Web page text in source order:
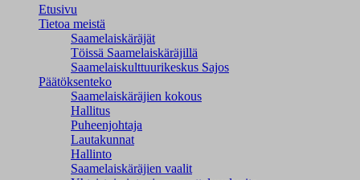
Etusivu
Tietoa meistä
Saamelaiskäräjät
Töissä Saamelaiskäräjillä
Saamelaiskulttuuri­keskus Sajos
Päätöksenteko
Saamelaiskäräjien kokous
Hallitus
Puheenjohtaja
Lautakunnat
Hallinto
Saamelaiskäräjien vaalit